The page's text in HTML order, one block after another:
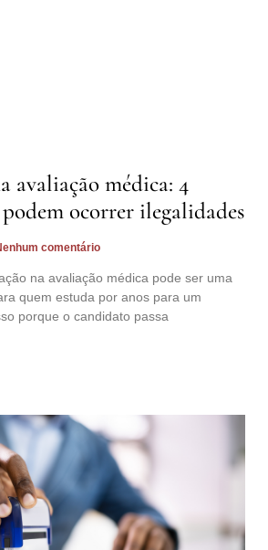
avaliação médica: 4
podem ocorrer ilegalidades
comentário
na avaliação médica pode ser uma
quem estuda por anos para um
porque o candidato passa